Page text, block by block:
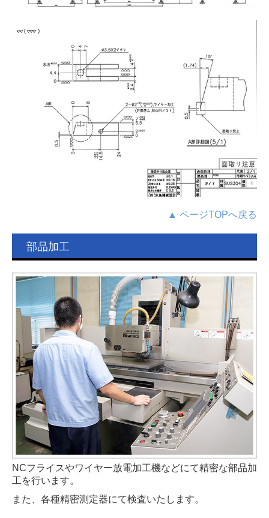
▲ ページTOPへ戻る
部品加工
NCフライスやワイヤー放電加工機などにて精密な部品加
工を行います。
また、各種精密測定器にて検査いたします。